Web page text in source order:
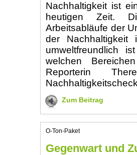
Nachhaltigkeit ist
heutigen Zeit.
Arbeitsabläufe der
der
umweltfreundlich
welchen
Reporterin
Zum Beitrag
O-Ton-Paket
Gegenwart und